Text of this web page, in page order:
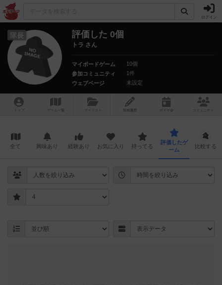
ログイン
隊長 評価した 0個
トラ さん
マイボードゲーム
10個
参加コミュニティ
1件
ウェブページ
未設定
トップ ゲーム一覧 マイリスト 投稿履歴 ボ ドゲ コミュニティ
全て 興味あり 経験あり お気に入り 持ってる
評価したゲ
ーム
比較する